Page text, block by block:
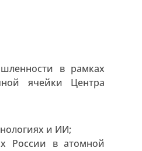
в рамках
ячейки Центра
и ИИ;
России в атомной